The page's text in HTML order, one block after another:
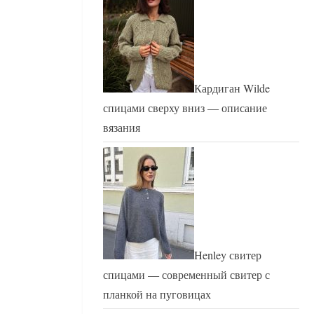
Кардиган Wilde
спицами сверху вниз — описание
вязания
Henley свитер
спицами — современный свитер с
планкой на пуговицах